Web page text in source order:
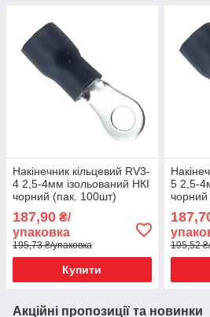
Накінечник кільцевий RV3-
4 2,5-4мм ізольований НКІ
чорний (пак. 100шт)
187,90 ₴/
упаковка
195,73 ₴/упаковка
Купити
5 2,5-
195,52
Акційні пропозиції та новинки